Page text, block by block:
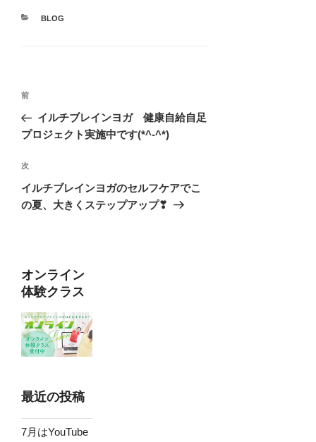
カ
BLOG
投
ナ
ゲ
ー
シ
前
の
投
前
イルチブレインヨガ 健康自給自足
プロジェクト実施中です(*^-^*)
次
の
投
次
イルチブレインヨガのセルフケアでこ
の夏、大きくステップアップ❣
オンライン
体験クラス
最近の投稿
7月はYouTube